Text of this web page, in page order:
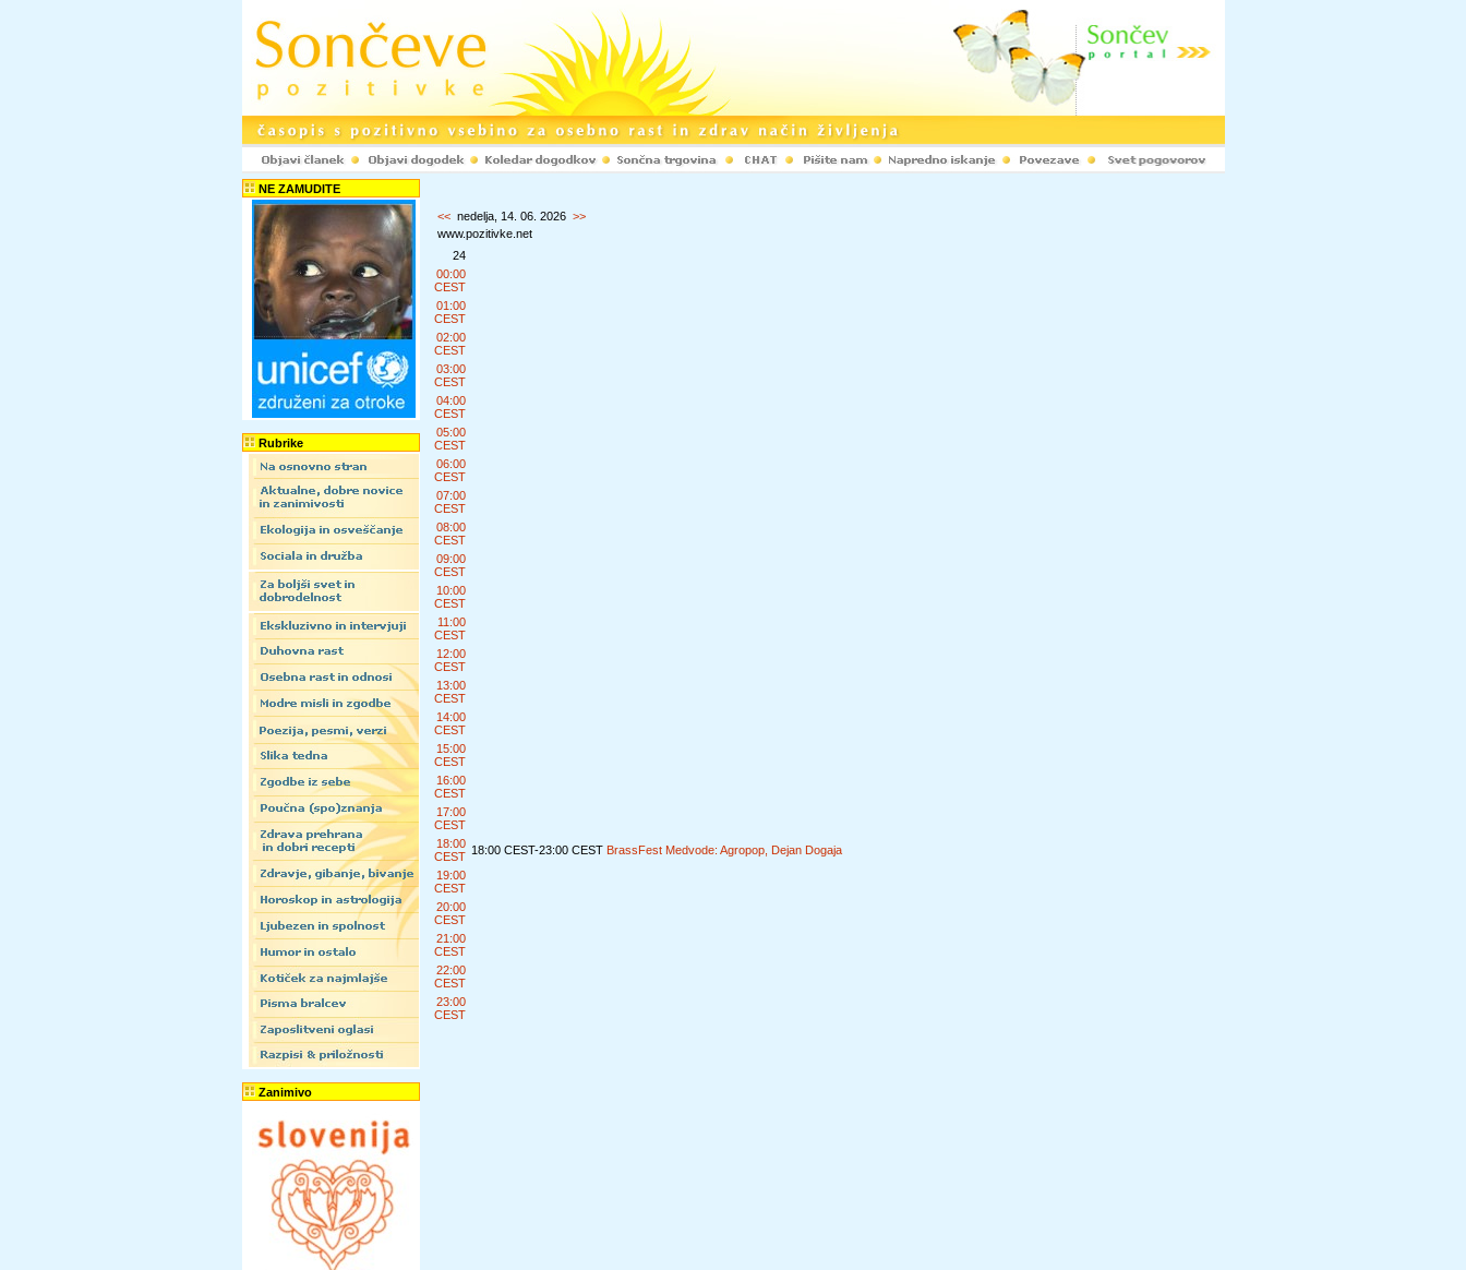
NE ZAMUDITE
Rubrike
Zanimivo
<< nedelja, 14. 06. 2026 >>
www.pozitivke.net
24
00:00
CEST
01:00
CEST
02:00
CEST
03:00
CEST
04:00
CEST
05:00
CEST
06:00
CEST
07:00
CEST
08:00
CEST
09:00
CEST
10:00
CEST
11:00
CEST
12:00
CEST
13:00
CEST
14:00
CEST
15:00
CEST
16:00
CEST
17:00
CEST
18:00
CEST 18:00 CEST-23:00 CEST BrassFest Medvode: Agropop, Dejan Dogaja
19:00
CEST
20:00
CEST
21:00
CEST
22:00
CEST
23:00
CEST